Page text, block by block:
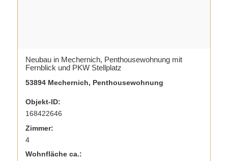
Neubau in Mechernich, Penthousewohnung mit
Fernblick und PKW Stellplatz
53894 Mechernich, Penthousewohnung
Objekt-ID:
168422646
Zimmer:
4
Wohnfläche ca.: